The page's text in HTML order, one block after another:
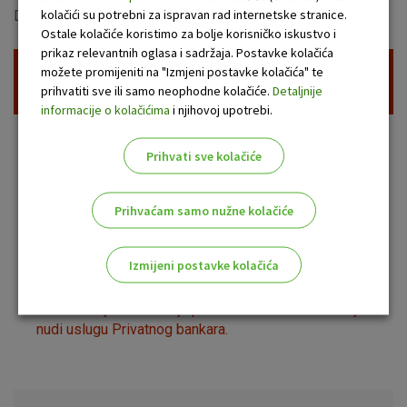
Domovinskog rata 3, 23000 Zadar
OTPDirekt login
Poslovnice OTP banke
nudi uslugu Privatnog bankara.
kolačići su potrebni za ispravan rad internetske stranice.
Ostale kolačiće koristimo za bolje korisničko iskustvo i
prikaz relevantnih oglasa i sadržaja. Postavke kolačića
možete promijeniti na "Izmjeni postavke kolačića" te
prihvatiti sve ili samo neophodne kolačiće. Detaljnije
informacije o kolačićima i njihovoj upotrebi.
Prihvati sve kolačiće
Prihvaćam samo nužne kolačiće
Izmijeni postavke kolačića